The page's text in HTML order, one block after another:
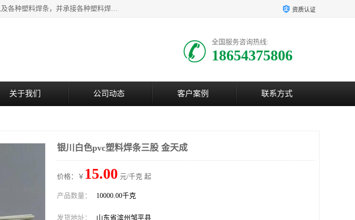
主要产品：PVC硬板、PVC萃取板、PVC 彩板、PVC软板、PP板材、阻燃pp板、PE板材以及各种塑料焊条，并承接各种塑料焊接工程，其产品广泛应用于环保设备、化工、石油、电镀、电子、建筑、食品、医药等多种行业，产品销售己覆盖全国多个省、市(直辖市)及自治区，并己经远销国外。 资质认证
全国服务咨询热线:
18654375806
关于我们 公司动态 客户案例 联系方式
银川白色pvc塑料焊条三股 金天成
价格：￥ 15.00 元/千克 起
产品数量： 10000.00千克
发货地址： 山东省滨州邹平县